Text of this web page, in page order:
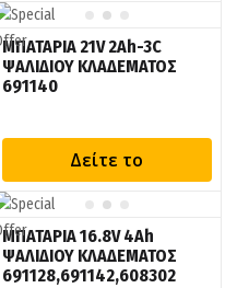
ΜΠΑΤΑΡΙΑ 21V 2Ah-3C
ΨΑΛΙΔΙΟΥ ΚΛΑΔΕΜΑΤΟΣ
691140
Δείτε το
ΜΠΑΤΑΡΙΑ 16.8V 4Ah
ΨΑΛΙΔΙΟΥ ΚΛΑΔΕΜΑΤΟΣ
691128,691142,608302